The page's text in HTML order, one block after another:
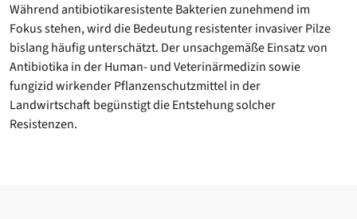
Während antibiotikaresistente Bakterien zunehmend im
Fokus stehen, wird die Bedeutung resistenter invasiver Pilze
bislang häufig unterschätzt. Der unsachgemäße Einsatz von
Antibiotika in der Human- und Veterinärmedizin sowie
fungizid wirkender Pflanzenschutzmittel in der
Landwirtschaft begünstigt die Entstehung solcher
Resistenzen.